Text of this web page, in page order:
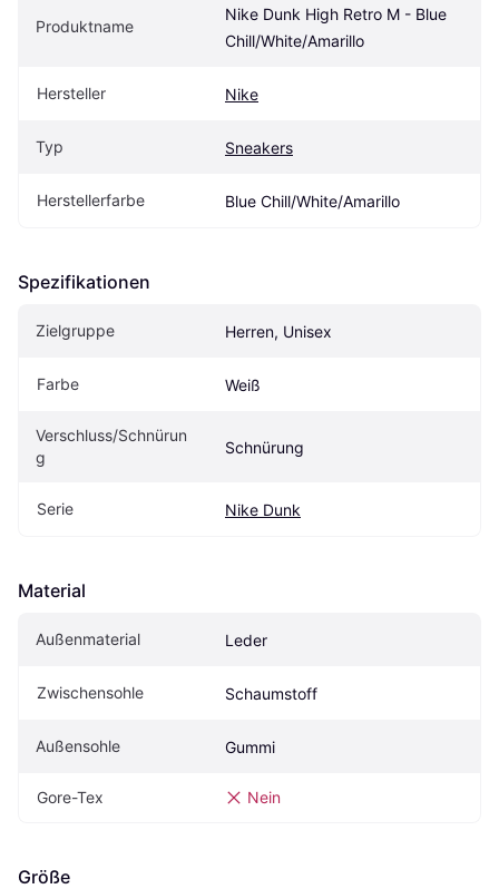
Produktname
Nike Dunk High Retro M - Blue
Chill/White/Amarillo
Hersteller Nike
Typ Sneakers
Herstellerfarbe Blue Chill/White/Amarillo
Spezifikationen
Zielgruppe Herren, Unisex
Farbe Weiß
Verschluss/Schnürun
g
Schnürung
Serie Nike Dunk
Material
Außenmaterial Leder
Zwischensohle Schaumstoff
Außensohle Gummi
Gore-Tex Nein
Größe